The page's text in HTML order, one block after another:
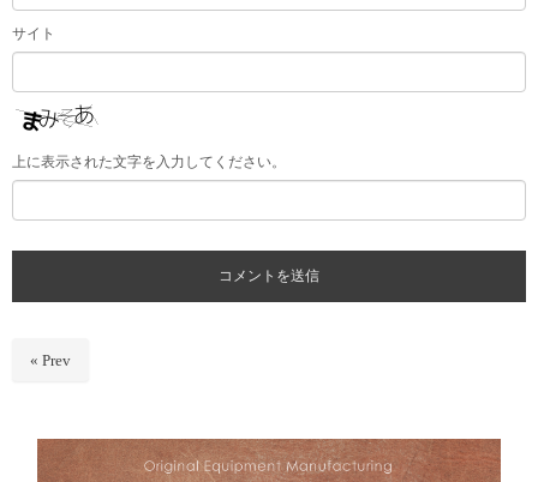
サイト
上に表示された文字を入力してください。
« Prev